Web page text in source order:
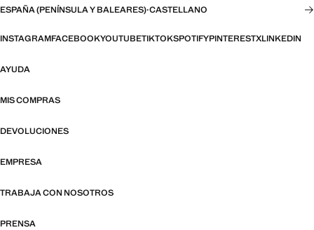
ESPAÑA (PENÍNSULA Y BALEARES)·CASTELLANO
INSTAGRAMFACEBOOKYOUTUBETIKTOKSPOTIFYPINTERESTXLINKEDIN
AYUDA
MIS COMPRAS
DEVOLUCIONES
EMPRESA
TRABAJA CON NOSOTROS
PRENSA